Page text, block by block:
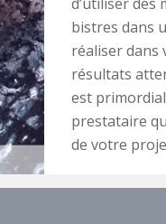
bistres dans
réaliser dans
résultats
est
prestataire
de votre